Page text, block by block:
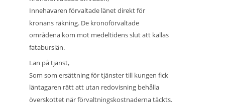
Innehavaren förvaltade länet direkt för
kronans räkning. De kronoförvaltade
områdena kom mot medeltidens slut att kallas
fataburslän.
Län på tjänst,
Som som ersättning för tjänster till kungen fick
läntagaren rätt att utan redovisning behålla
överskottet när förvaltningskostnaderna täckts.